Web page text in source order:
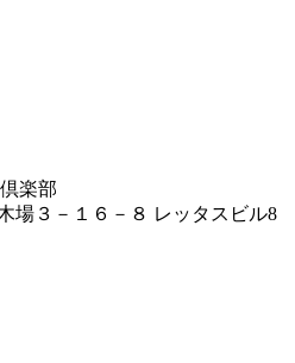
楽部
場３－１６－８ レッタスビル8